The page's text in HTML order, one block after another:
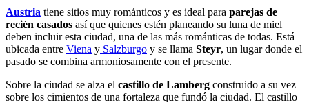
Austria tiene sitios muy románticos y es ideal para parejas de
recién casados así que quienes estén planeando su luna de miel
deben incluir esta ciudad, una de las más románticas de todas. Está
ubicada entre Viena y Salzburgo y se llama Steyr, un lugar donde el
pasado se combina armoniosamente con el presente.
Sobre la ciudad se alza el castillo de Lamberg construido a su vez
sobre los cimientos de una fortaleza que fundó la ciudad. El castillo